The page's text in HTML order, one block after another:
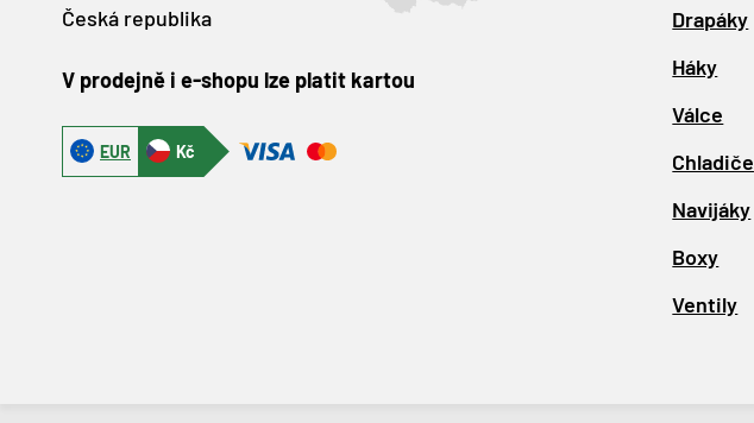
Česká republika
V prodejně i e-shopu lze platit kartou
EUR Kč
Drapáky
Háky
Válce
Chladiče
Navijáky
Boxy
Ventily